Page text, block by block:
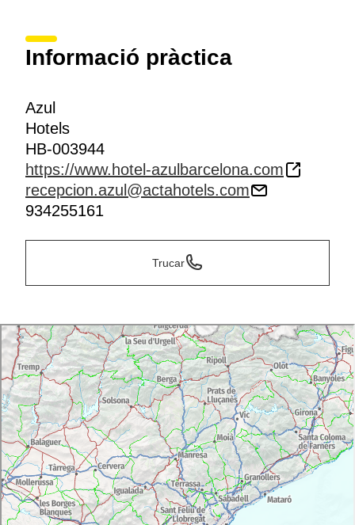
Informació pràctica
Azul
Hotels
HB-003944
https://www.hotel-azulbarcelona.com
recepcion.azul@actahotels.com
934255161
Trucar